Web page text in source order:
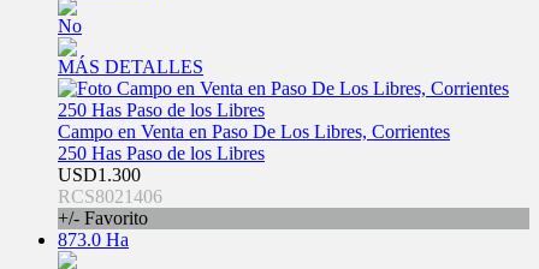
No
MÁS DETALLES
Campo en Venta en Paso De Los Libres, Corrientes
250 Has Paso de los Libres
USD1.300
RCS8021406
+/- Favorito
873.0 Ha